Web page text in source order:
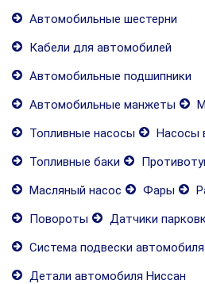
Автомобильные шестерни
Кабели для автомобилей
Автомобильные подшипники
Автомобильные манжеты
Топливные насосы
Насосы
Топливные баки
Масляный насос
Фары
Повороты
Датчики
Система подвески автомобиля
Детали автомобиля Ниссан